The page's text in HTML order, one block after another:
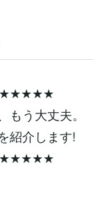
う大丈夫。
紹介します!